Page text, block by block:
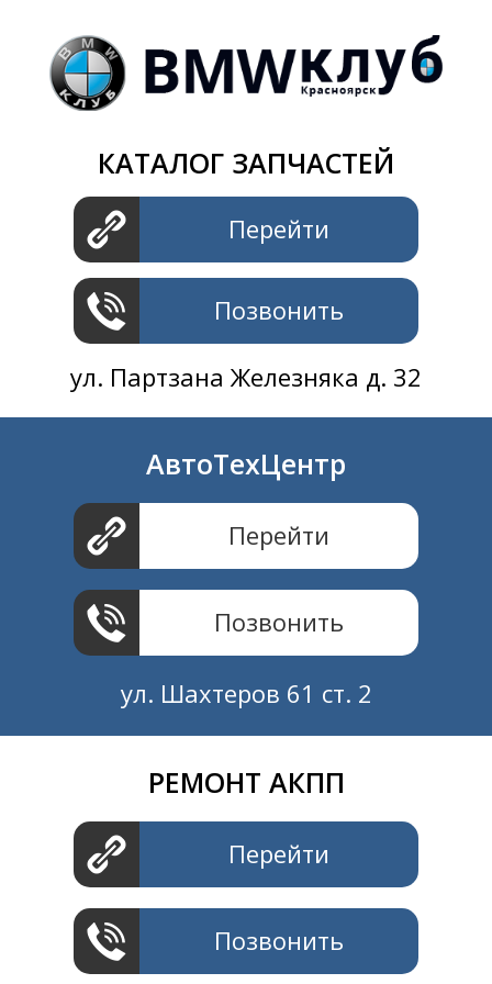
КАТАЛОГ ЗАПЧАСТЕЙ
Перейти
Позвонить
ул. Партзана Железняка д. 32
АвтоТехЦентр
Перейти
Позвонить
ул. Шахтеров 61 ст. 2
РЕМОНТ АКПП
Перейти
Позвонить
+7 391 2801414
ул. Шахтеров 61 ст.2
+7 391 2311414
ул. Шахтеров 61 ст.2